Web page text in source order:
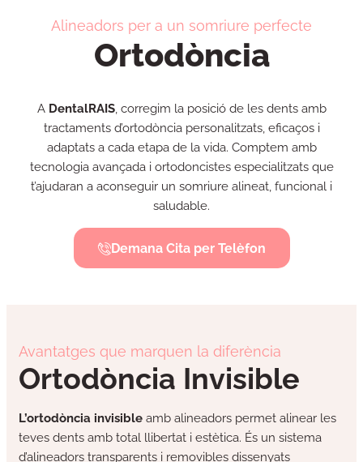
Alineadors per a un somriure perfecte
Ortodòncia
A DentalRAIS, corregim la posició de les dents amb
tractaments d’ortodòncia personalitzats, eficaços i
adaptats a cada etapa de la vida. Comptem amb
tecnologia avançada i ortodoncistes especialitzats que
t’ajudaran a aconseguir un somriure alineat, funcional i
saludable.
Demana Cita per Telèfon
Avantatges que marquen la diferència
Ortodòncia Invisible
L’ortodòncia invisible amb alineadors permet alinear les
teves dents amb total llibertat i estètica. És un sistema
d’alineadors transparents i removibles dissenyats